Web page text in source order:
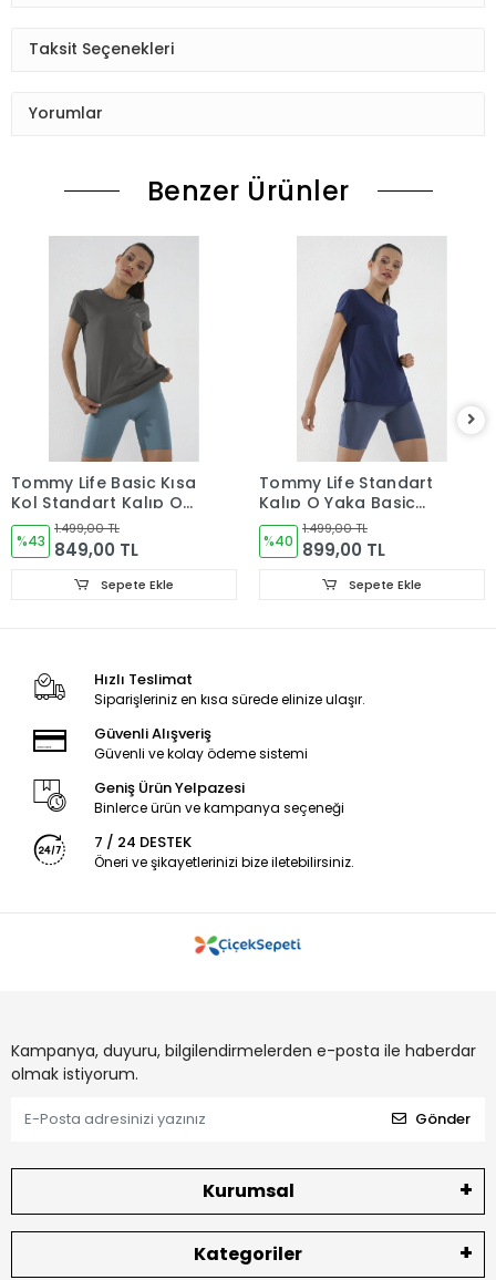
Taksit Seçenekleri
Yorumlar
Benzer Ürünler
Tommy Life Basic Kısa
Kol Standart Kalıp O
Yaka Kadın T-Shirt
Koyu Gri 97144
%43
1.499,00 TL
849,00 TL
Sepete Ekle
Tommy Life Standart
Kalıp O Yaka Basic
Kısa Kol Kadın T-Shirt
İndigo 97144
%40
1.499,00 TL
899,00 TL
Sepete Ekle
Hızlı Teslimat
Siparişleriniz en kısa sürede elinize ulaşır.
Güvenli Alışveriş
Güvenli ve kolay ödeme sistemi
Geniş Ürün Yelpazesi
Binlerce ürün ve kampanya seçeneği
7 / 24 DESTEK
Öneri ve şikayetlerinizi bize iletebilirsiniz.
Kampanya, duyuru, bilgilendirmelerden e-posta ile haberdar
olmak istiyorum.
Gönder
Kurumsal
Kategoriler